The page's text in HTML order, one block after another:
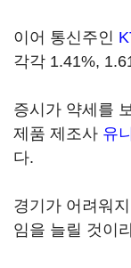
이어 통신주인
각각 1.41%,
증시가 약세를
제품 제조사 유
다.
경기가 어려워
임을 늘릴 것이